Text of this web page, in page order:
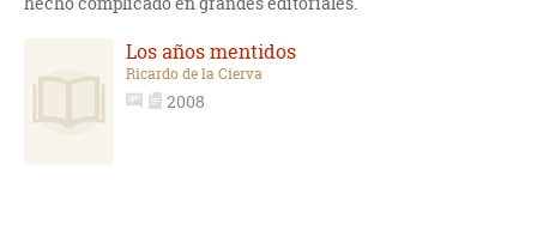
Los años mentidos
Ricardo de la Cierva
2008